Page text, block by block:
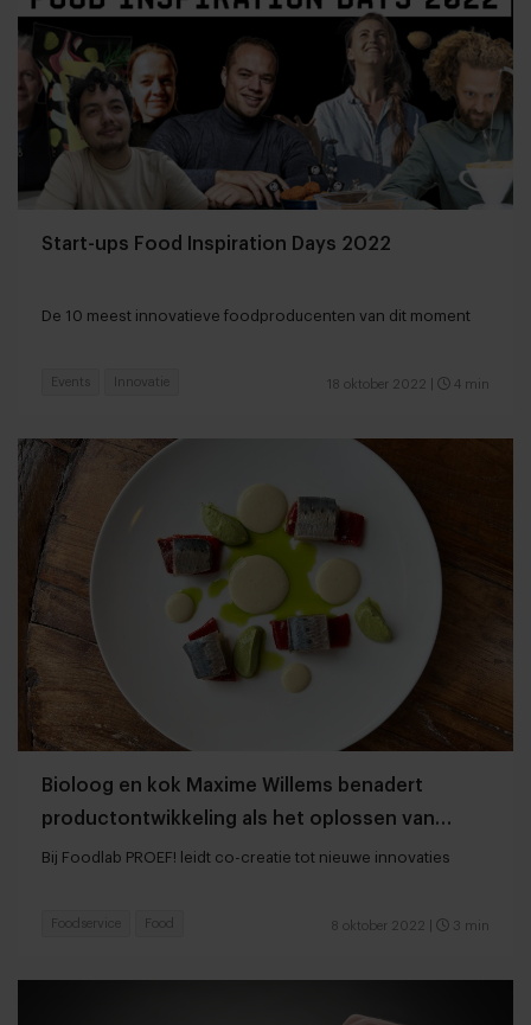
Start-ups Food Inspiration Days 2022
De 10 meest innovatieve foodproducenten van dit moment
18 oktober 2022 4 min
Events Innovatie
Bioloog en kok Maxime Willems benadert
productontwikkeling als het oplossen van
puzzels
Bij Foodlab PROEF! leidt co-creatie tot nieuwe innovaties
8 oktober 2022 3 min
Foodservice Food